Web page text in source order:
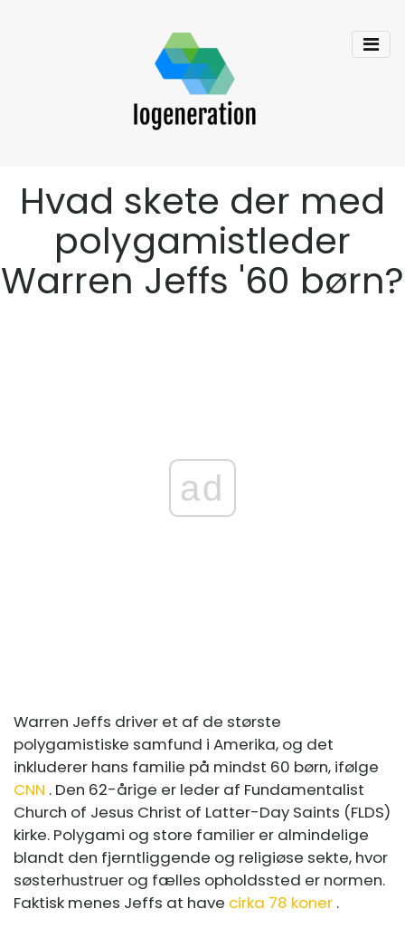
Hvad skete der med
polygamistleder
Warren Jeffs '60 børn?
ad
Warren Jeffs driver et af de største
polygamistiske samfund i Amerika, og det
inkluderer hans familie på mindst 60 børn, ifølge
CNN . Den 62-årige er leder af Fundamentalist
Church of Jesus Christ of Latter-Day Saints (FLDS)
kirke. Polygami og store familier er almindelige
blandt den fjerntliggende og religiøse sekte, hvor
søsterhustruer og fælles opholdssted er normen.
Faktisk menes Jeffs at have cirka 78 koner .